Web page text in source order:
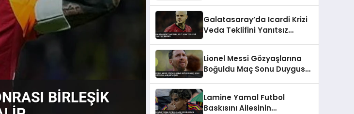
Galatasaray’da Icardi Krizi
Veda Teklifini Yanıtsız
Lionel Messi Gözyaşlarına
Boğuldu Maç Sonu Duygusal
Lamine Yamal Futbol
Baskısını Ailesinin